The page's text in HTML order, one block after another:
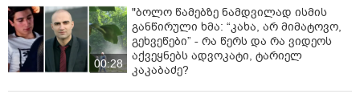
00:28
"ბოლო წამებზე ნამდვილად ისმის
განწირული ხმა: “კახა, არ მიმატოვო,
გეხვეწები” - რა წერს და რა ვიდეოს
აქვეყნებს ადვოკატი, ტარიელ
კაკაბაძე?